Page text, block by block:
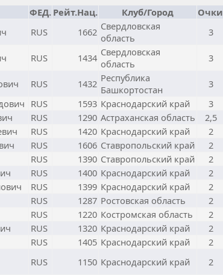
ФЕД. Рейт.Нац. Клуб/Город Очки
RUS 1662 Свердловская
область
3
RUS 1434 Свердловская
область
3
RUS 1432 Республика
Башкортостан
3
RUS 1593 Краснодарский край 3
RUS 1290 Астраханская область 2,5
RUS 1420 Краснодарский край 2
RUS 1606 Ставропольский край 2
RUS 1390 Ставропольский край 2
RUS 1400 Краснодарский край 2
RUS 1399 Краснодарский край 2
RUS 1287 Ростовская область 2
RUS 1220 Костромская область 2
RUS 1320 Краснодарский край 2
RUS 1405 Краснодарский край 2
RUS 1150 Краснодарский край 2